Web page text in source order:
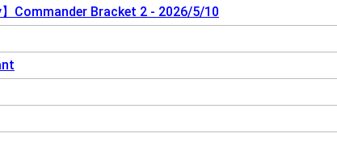
】Commander Bracket 2 - 2026/5/10